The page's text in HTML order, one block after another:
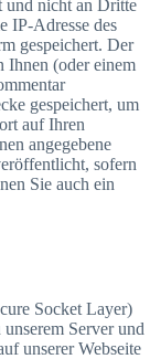
und nicht an Dritte
IP-Adresse des
gespeichert. Der
Ihnen (oder einem
gespeichert, um
auf Ihren
angegebene
sofern
Sie auch ein
Socket Layer)
Server und
unserer Webseite